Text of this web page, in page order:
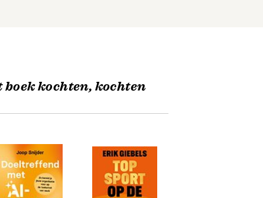
kochten, kochten